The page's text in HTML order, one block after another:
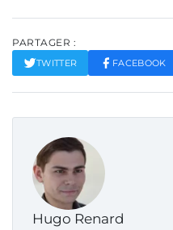
PARTAGER :
TWITTER FACEBOOK
Hugo Renard